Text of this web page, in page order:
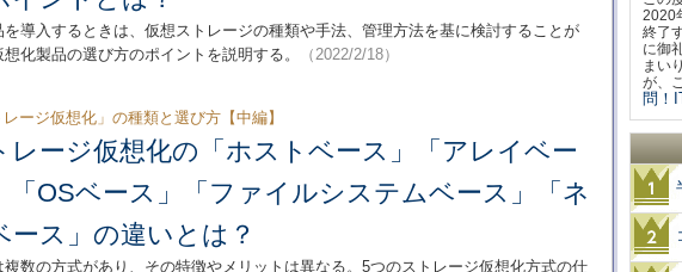
を導入するときは、仮想ストレージの種類や手法、管理方法を基に検討することが
化製品の選び方のポイントを説明する。
（2022/2/18）
レージ仮想化」の種類と選び方【中編】
レージ仮想化の「ホストベース」「アレイベー
「OSベース」「ファイルシステムベース」「ネ
ース」の違いとは？
複数の方式があり、その特徴やメリットは異なる。5つのストレージ仮想化方式の仕
2020
終了
に御
まい
が、
問！